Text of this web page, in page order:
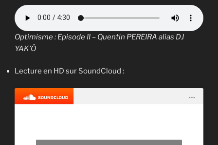
Optimisme : Episode II – Quentin PEREIRA alias DJ
YAK’Ô
Lecture en HD sur SoundCloud :